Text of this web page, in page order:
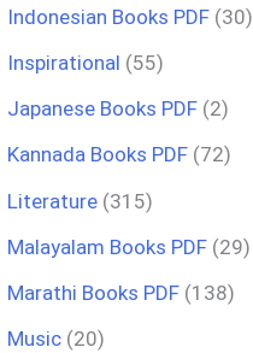
Indonesian Books PDF (30)
Inspirational (55)
Japanese Books PDF (2)
Kannada Books PDF (72)
Literature (315)
Malayalam Books PDF (29)
Marathi Books PDF (138)
Music (20)